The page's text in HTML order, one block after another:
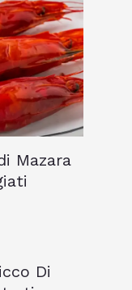
Mazara
Di